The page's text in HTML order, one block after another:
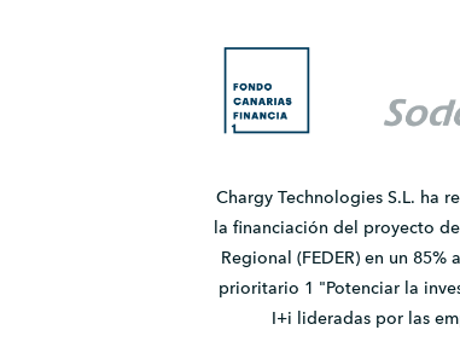
Chargy Technologies S.L. ha
la financiación del proyecto
Regional (FEDER) en un
prioritario 1 "Potenciar la
I+i lideradas por las